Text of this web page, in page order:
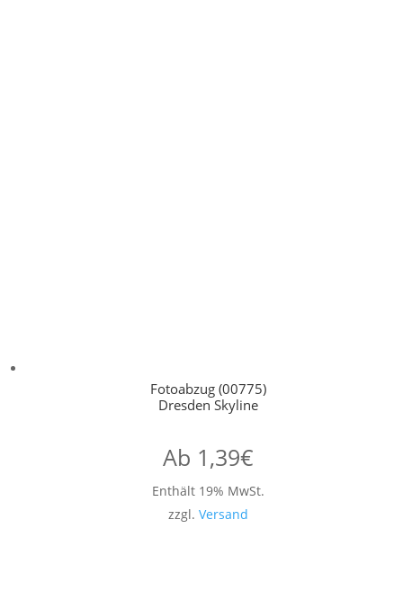
Fotoabzug (00775)
Dresden Skyline
Ab 1,39€
Enthält 19% MwSt.
zzgl. Versand